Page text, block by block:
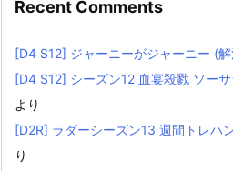
Recent Comments
[D4 S12] ジャーニーがジャーニー (
[D4 S12] シーズン12 血宴殺戮 ソー
より
[D2R] ラダーシーズン13 週間トレハ
り